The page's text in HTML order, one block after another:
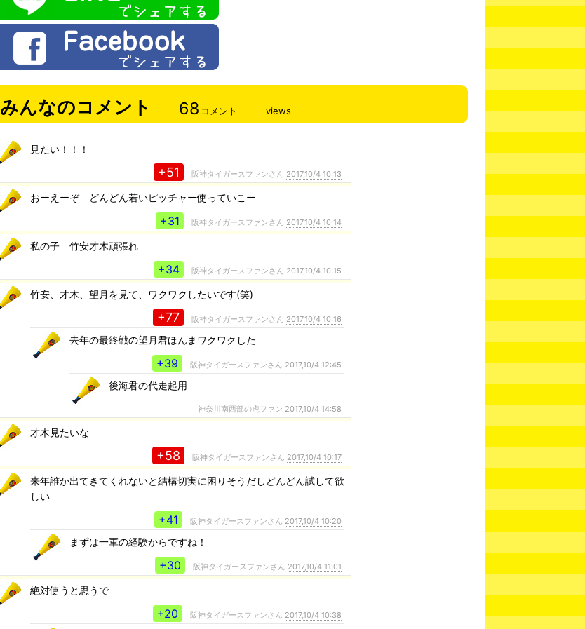
みんなのコメント 68 コメント views
見たい！！！
+51 阪神タイガースファンさん 2017,10/4 10:13
おーえーぞ どんどん若いピッチャー使っていこー
+31 阪神タイガースファンさん 2017,10/4 10:14
私の子 竹安才木頑張れ
+34 阪神タイガースファンさん 2017,10/4 10:15
竹安、才木、望月を見て、ワクワクしたいです(笑)
+77 阪神タイガースファンさん 2017,10/4 10:16
去年の最終戦の望月君ほんまワクワクした
+39 阪神タイガースファンさん 2017,10/4 12:45
後海君の代走起用
神奈川南西部の虎ファン 2017,10/4 14:58
才木見たいな
+58 阪神タイガースファンさん 2017,10/4 10:17
来年誰か出てきてくれないと結構切実に困りそうだしどんどん試して欲
しい
+41 阪神タイガースファンさん 2017,10/4 10:20
まずは一軍の経験からですね！
+30 阪神タイガースファンさん 2017,10/4 11:01
絶対使うと思うで
+20 阪神タイガースファンさん 2017,10/4 10:38